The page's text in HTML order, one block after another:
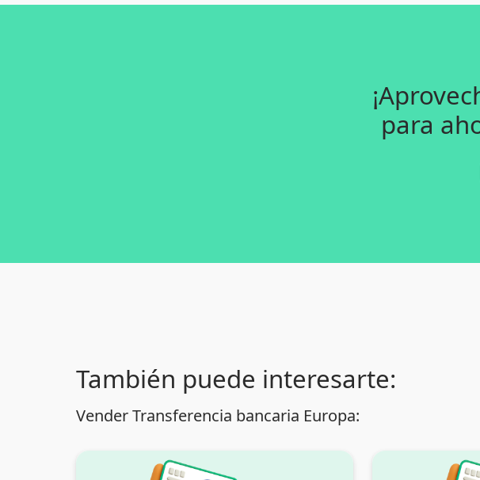
para
También puede interesarte:
Vender Transferencia bancaria Europa: